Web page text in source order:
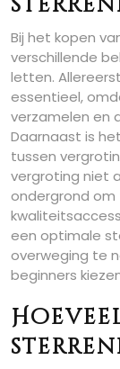
Bij het kopen
verschillende
letten.
essentieel,
verzamelen en
Daarnaast is
tussen
vergroting niet
ondergrond om
een optimale
overweging te
beginners